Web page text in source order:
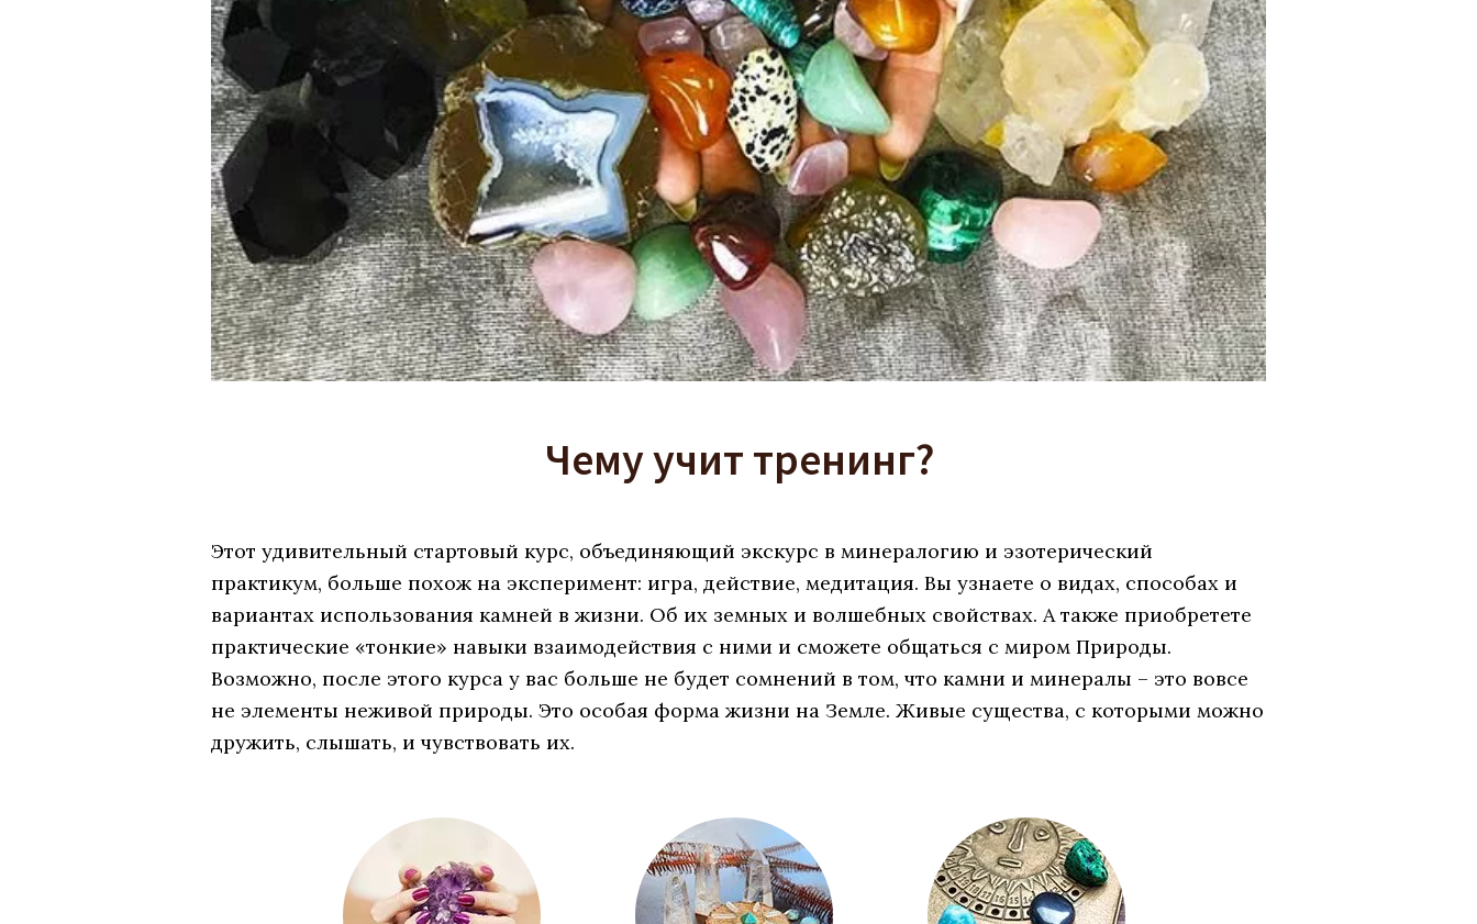
Чему учит тренинг?
Этот удивительный стартовый курс, объединяющий экскурс в минералогию и эзотерический
практикум, больше похож на эксперимент: игра, действие, медитация. Вы узнаете о видах, способах и
вариантах использования камней в жизни. Об их земных и волшебных свойствах. А также приобретете
практические «тонкие» навыки взаимодействия с ними и сможете общаться с миром Природы.
Возможно, после этого курса у вас больше не будет сомнений в том, что камни и минералы – это вовсе
не элементы неживой природы. Это особая форма жизни на Земле. Живые существа, с которыми можно
дружить, слышать, и чувствовать их.